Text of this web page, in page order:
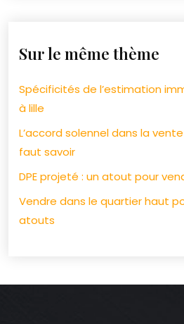
Sur le même thème
Spécificités de l’estimation
à lille
L’accord solennel dans la
faut savoir
DPE projeté : un atout pour
Vendre dans le quartier haut
atouts